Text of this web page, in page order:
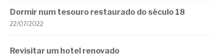
Dormir num tesouro restaurado do século 18
22/07/2022
Revisitar um hotel renovado